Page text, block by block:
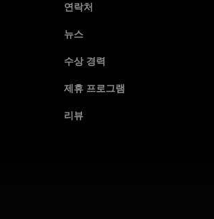
연락처
뉴스
수상 경력
제휴 프로그램
리뷰